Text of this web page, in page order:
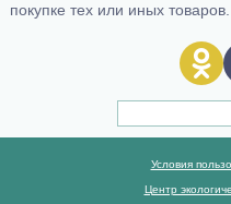
покупке тех или иных товаров.
Условия
Центр